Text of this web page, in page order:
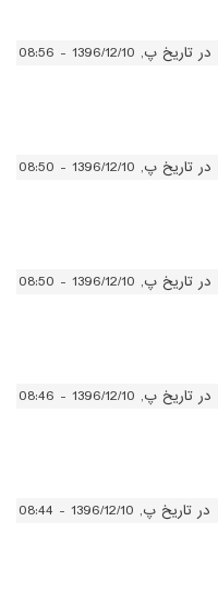
در تاریخ پ, 1396/12/10 - 08:56
در تاریخ پ, 1396/12/10 - 08:50
در تاریخ پ, 1396/12/10 - 08:50
در تاریخ پ, 1396/12/10 - 08:46
در تاریخ پ, 1396/12/10 - 08:44